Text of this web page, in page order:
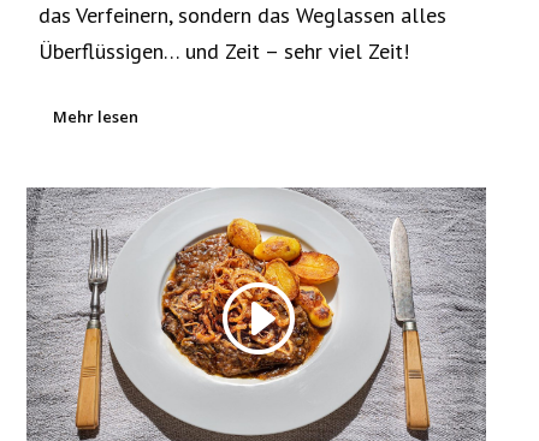
das Verfeinern, sondern das Weglassen alles
Überflüssigen… und Zeit – sehr viel Zeit!
Mehr lesen